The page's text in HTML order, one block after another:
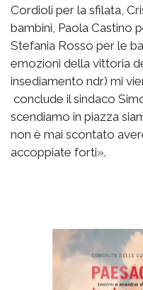
Cordioli per la sfilata,
bambini, Paola Castino
Stefania Rosso per le
emozioni della vittoria
insediamento ndr) mi
conclude il sindaco
scendiamo in piazza
non è mai scontato
accoppiate forti».